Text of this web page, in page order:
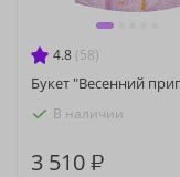
4.8 (58)
Букет "Весенний
В наличии
3 510 ₽